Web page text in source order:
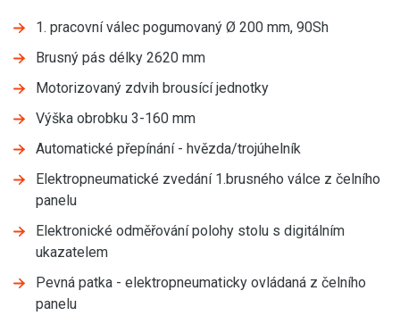
1. pracovní válec pogumovaný Ø 200 mm, 90Sh
Brusný pás délky 2620 mm
Motorizovaný zdvih brousící jednotky
Výška obrobku 3-160 mm
Automatické přepínání - hvězda/trojúhelník
Elektropneumatické zvedání 1.brusného válce z čelního
panelu
Elektronické odměřování polohy stolu s digitálním
ukazatelem
Pevná patka - elektropneumaticky ovládaná z čelního
panelu